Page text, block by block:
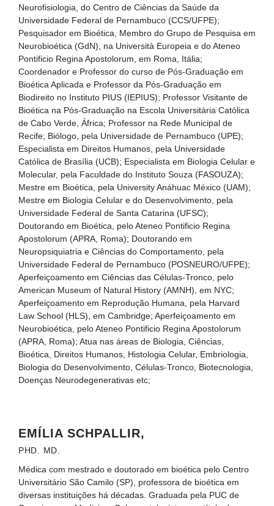
Neurofisiologia, do Centro de Ciências da Saúde da
Universidade Federal de Pernambuco (CCS/UFPE);
Pesquisador em Bioética, Membro do Grupo de Pesquisa em
Neurobioética (GdN), na Università Europeia e do Ateneo
Pontificio Regina Apostolorum, em Roma, Itália;
Coordenador e Professor do curso de Pós-Graduação em
Bioética Aplicada e Professor da Pós-Graduação em
Biodireito no Instituto PIUS (IEPIUS); Professor Visitante de
Bioética na Pós-Graduação na Escola Universitária Católica
de Cabo Verde, África; Professor na Rede Municipal de
Recife; Biólogo, pela Universidade de Pernambuco (UPE);
Especialista em Direitos Humanos, pela Universidade
Católica de Brasília (UCB); Especialista em Biologia Celular e
Molecular, pela Faculdade do Instituto Souza (FASOUZA);
Mestre em Bioética, pela University Anáhuac México (UAM);
Mestre em Biologia Celular e do Desenvolvimento, pela
Universidade Federal de Santa Catarina (UFSC);
Doutorando em Bioética, pelo Ateneo Pontificio Regina
Apostolorum (APRA, Roma); Doutorando em
Neuropsiquiatria e Ciências do Comportamento, pela
Universidade Federal de Pernambuco (POSNEURO/UFPE);
Aperfeiçoamento em Ciências das Células-Tronco, pelo
American Museum of Natural History (AMNH), em NYC;
Aperfeiçoamento em Reprodução Humana, pela Harvard
Law School (HLS), em Cambridge; Aperfeiçoamento em
Neurobioética, pelo Ateneo Pontificio Regina Apostolorum
(APRA, Roma); Atua nas áreas de Biologia, Ciências,
Bioética, Direitos Humanos, Histologia Celular, Embriologia,
Biologia do Desenvolvimento, Células-Tronco, Biotecnologia,
Doenças Neurodegenerativas etc;
EMÍLIA SCHPALLIR,
PHD. MD.
Médica com mestrado e doutorado em bioética pelo Centro
Universitário São Camilo (SP), professora de bioética em
diversas instituições há décadas. Graduada pela PUC de